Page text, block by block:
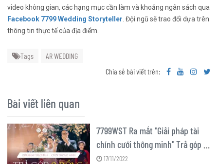
video không gian, các hạng mục cần làm và khoảng ngân sách qua
Facebook 7799 Wedding Storyteller . Đội ngũ sẽ trao đổi dựa trên
thông tin thực tế của địa điểm.
Tags
AR WEDDING
Chia sẻ bài viết trên:
Bài viết liên quan
7799WST Ra mắt "Giải pháp tài
chính cưới thông minh" Trả góp 0
Đồng - Cưới trước trả sau
17/11/2022